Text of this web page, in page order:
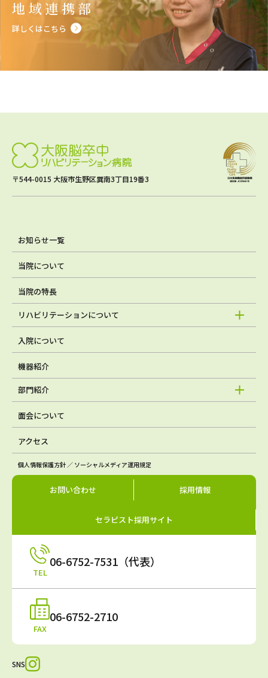
地域連携部
詳しくはこちら
〒544-0015 大阪市生野区巽南3丁目19番3
お問い合わせ 採用情報
セラピスト採用サイト
TEL
06-6752-7531（代表）
FAX
06-6752-2710
SNS
お知らせ一覧
当院について
当院の特長
リハビリテーションについて
入院について
機器紹介
部門紹介
面会について
アクセス
個人情報保護方針 ／ ソーシャルメディア運用規定